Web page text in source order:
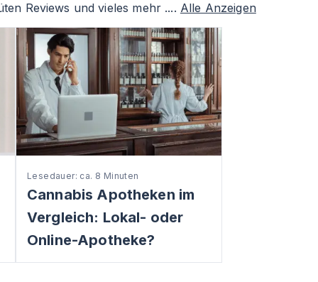
Reviews und vieles mehr .... Alle Anzeigen
Lesedauer: ca. 8 Minuten
Cannabis Apotheken im
Vergleich: Lokal- oder
Online-Apotheke?